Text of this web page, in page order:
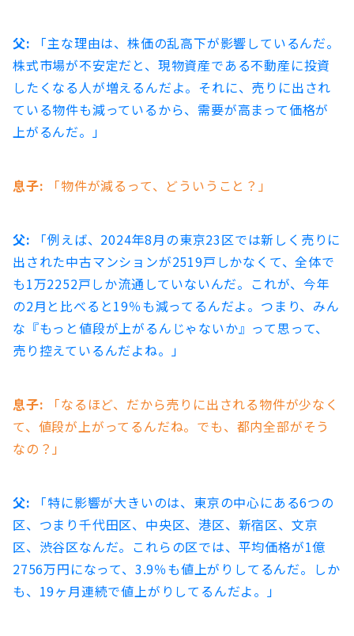
父: 「主な理由は、株価の乱高下が影響しているんだ。
株式市場が不安定だと、現物資産である不動産に投資
したくなる人が増えるんだよ。それに、売りに出され
ている物件も減っているから、需要が高まって価格が
上がるんだ。」
息子: 「物件が減るって、どういうこと？」
父: 「例えば、2024年8月の東京23区では新しく売りに
出された中古マンションが2519戸しかなくて、全体で
も1万2252戸しか流通していないんだ。これが、今年
の2月と比べると19％も減ってるんだよ。つまり、みん
な『もっと値段が上がるんじゃないか』って思って、
売り控えているんだよね​。」
息子: 「なるほど、だから売りに出される物件が少なく
て、値段が上がってるんだね。でも、都内全部がそう
なの？」
父: 「特に影響が大きいのは、東京の中心にある6つの
区、つまり千代田区、中央区、港区、新宿区、文京
区、渋谷区なんだ。これらの区では、平均価格が1億
2756万円になって、3.9％も値上がりしてるんだ。しか
も、19ヶ月連続で値上がりしてるんだよ​。」